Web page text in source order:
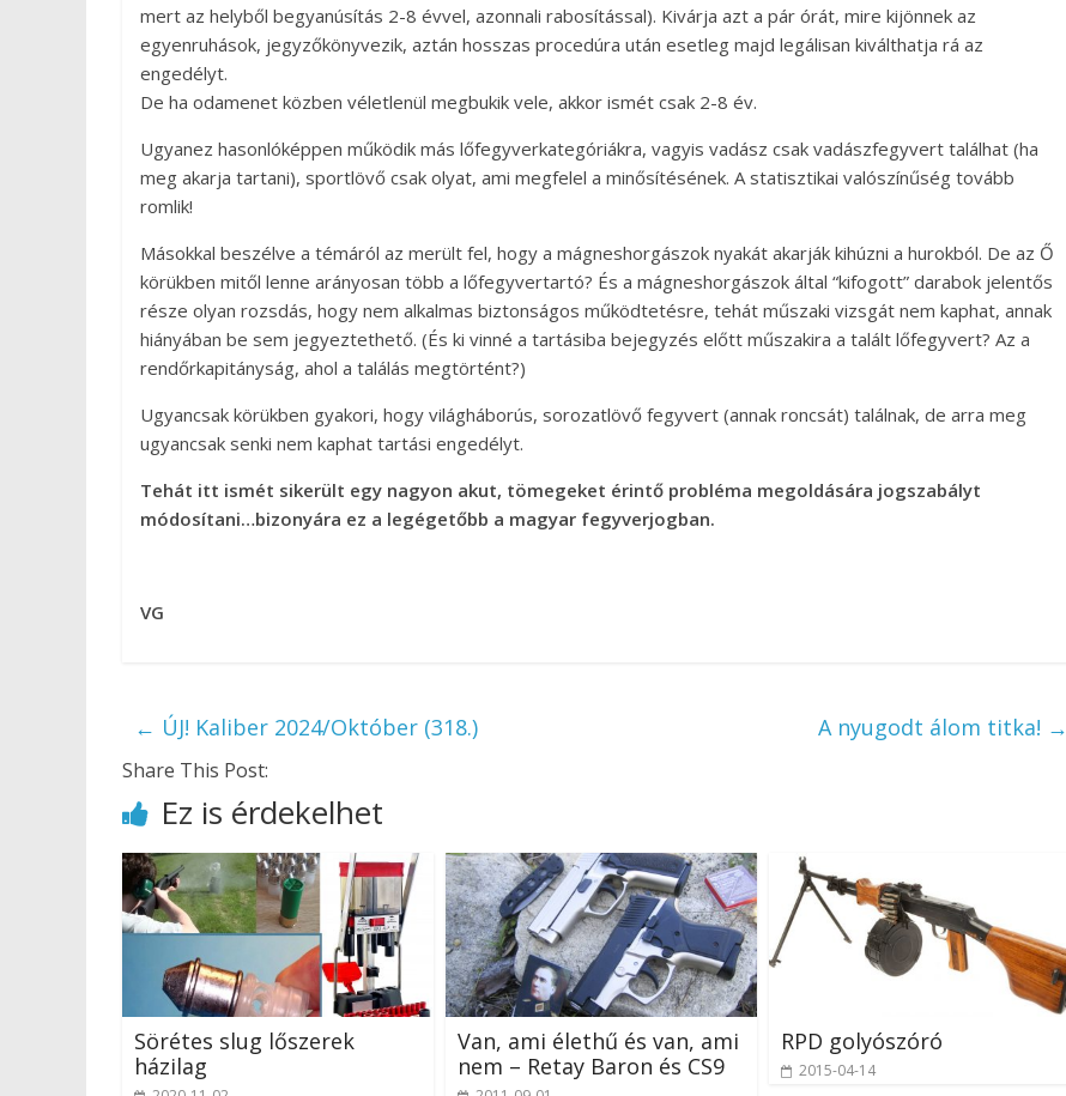
mert az helyből begyanúsítás 2-8 évvel, azonnali rabosítással). Kivárja azt a pár órát, mire kijönnek az
egyenruhások, jegyzőkönyvezik, aztán hosszas procedúra után esetleg majd legálisan kiválthatja rá az
engedélyt.
De ha odamenet közben véletlenül megbukik vele, akkor ismét csak 2-8 év.
Ugyanez hasonlóképpen működik más lőfegyverkategóriákra, vagyis vadász csak vadászfegyvert találhat (ha
meg akarja tartani), sportlövő csak olyat, ami megfelel a minősítésének. A statisztikai valószínűség tovább
romlik!
Másokkal beszélve a témáról az merült fel, hogy a mágneshorgászok nyakát akarják kihúzni a hurokból. De az Ő
körükben mitől lenne arányosan több a lőfegyvertartó? És a mágneshorgászok által “kifogott” darabok jelentős
része olyan rozsdás, hogy nem alkalmas biztonságos működtetésre, tehát műszaki vizsgát nem kaphat, annak
hiányában be sem jegyeztethető. (És ki vinné a tartásiba bejegyzés előtt műszakira a talált lőfegyvert? Az a
rendőrkapitányság, ahol a találás megtörtént?)
Ugyancsak körükben gyakori, hogy világháborús, sorozatlövő fegyvert (annak roncsát) találnak, de arra meg
ugyancsak senki nem kaphat tartási engedélyt.
Tehát itt ismét sikerült egy nagyon akut, tömegeket érintő probléma megoldására jogszabályt
módosítani…bizonyára ez a legégetőbb a magyar fegyverjogban.
VG
← ÚJ! Kaliber 2024/Október (318.) A nyugodt álom titka! →
Share This Post:
Ez is érdekelhet
Sörétes slug lőszerek
házilag
Van, ami élethű és van, ami
nem – Retay Baron és CS9
RPD golyószóró
2015-04-14